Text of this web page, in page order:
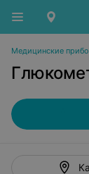
Медицинские